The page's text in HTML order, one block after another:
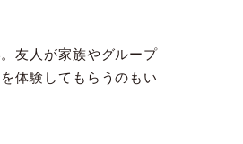
友人が家族やグループ
体験してもらうのもい